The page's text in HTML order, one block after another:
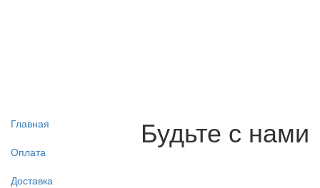
Главная
Оплата
Доставка
Будьте с нами